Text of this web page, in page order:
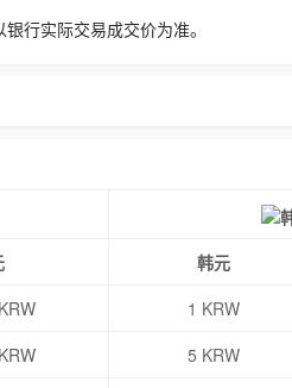
行实际交易成交价为准。
韩元
1 KRW
5 KRW